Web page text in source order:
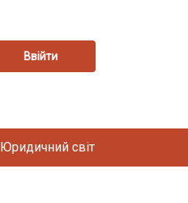
Ввійти
Юридичний світ